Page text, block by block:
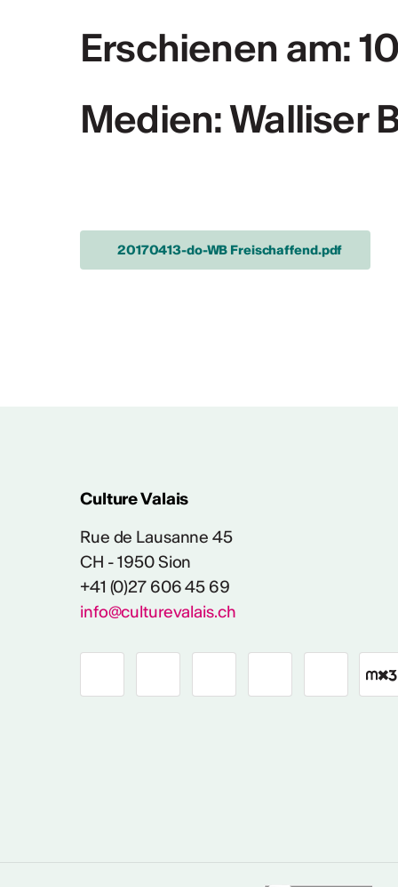
PLUS D'INFOS & CONTACT
Erschienen am:
Medien: Walliser
20170413-do-WB Freischaffend.pdf
Culture Valais
Rue de Lausanne 45
CH - 1950 Sion
+41 (0)27 606 45 69
info@culturevalais.ch